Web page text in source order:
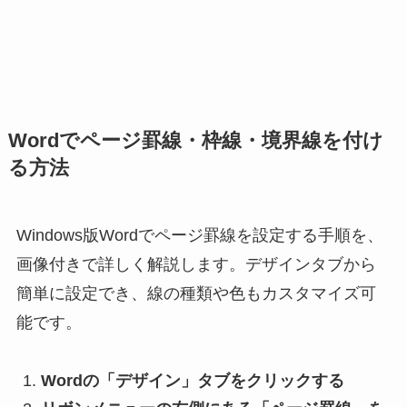
Wordでページ罫線・枠線・境界線を付け
る方法
Windows版Wordでページ罫線を設定する手順を、
画像付きで詳しく解説します。デザインタブから
簡単に設定でき、線の種類や色もカスタマイズ可
能です。
Wordの「デザイン」タブをクリックする